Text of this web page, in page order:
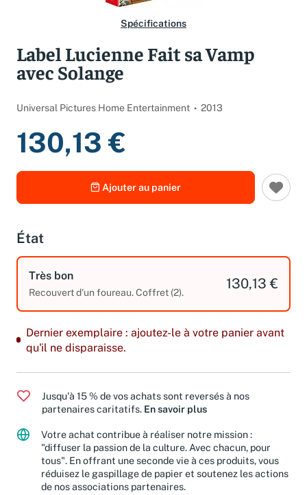
Spécifications
Label Lucienne Fait sa Vamp
avec Solange
Universal Pictures Home Entertainment 2013
130,13 €
Ajouter au panier
État
Très bon
Recouvert d'un foureau. Coffret (2).
130,13 €
Dernier exemplaire : ajoutez-le à votre panier avant
qu'il ne disparaisse.
Jusqu'à 15 % de vos achats sont reversés à nos
partenaires caritatifs. En savoir plus
Votre achat contribue à réaliser notre mission :
"diffuser la passion de la culture. Avec chacun, pour
tous". En offrant une seconde vie à ces produits, vous
réduisez le gaspillage de papier et soutenez les actions
de nos associations partenaires.